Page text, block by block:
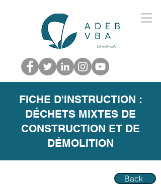
FICHE D'INSTRUCTION :
DÉCHETS MIXTES DE
CONSTRUCTION ET DE
DÉMOLITION
Back